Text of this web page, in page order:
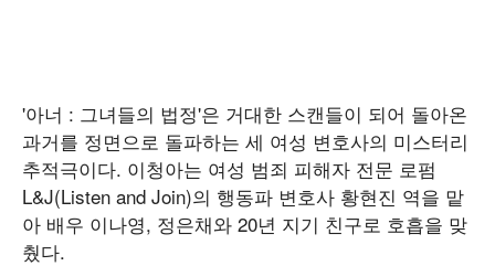
'아너 : 그녀들의 법정'은 거대한 스캔들이 되어 돌아온
과거를 정면으로 돌파하는 세 여성 변호사의 미스터리
추적극이다. 이청아는 여성 범죄 피해자 전문 로펌
L&J(Listen and Join)의 행동파 변호사 황현진 역을 맡
아 배우 이나영, 정은채와 20년 지기 친구로 호흡을 맞
췄다.